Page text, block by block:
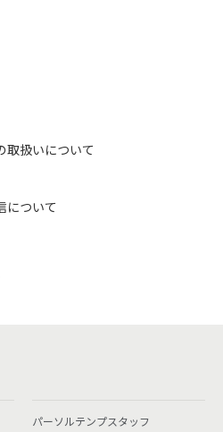
取扱いについて
について
パーソルテンプスタッフ